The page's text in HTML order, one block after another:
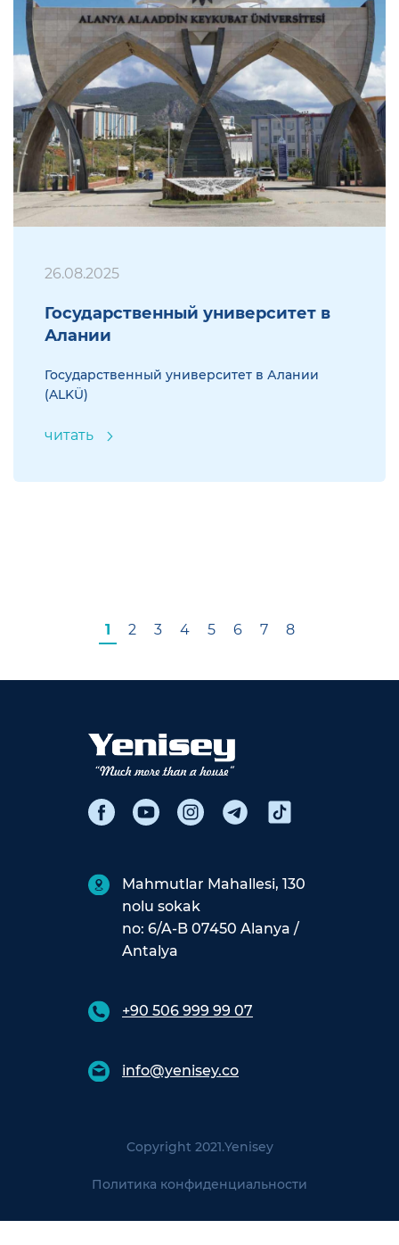
26.08.2025
Государственный университет в
Алании
Государственный университет в Алании
(ALKÜ)
читать
1 2 3 4 5 6 7 8
Mahmutlar Mahallesi, 130
nolu sokak
no: 6/A-B 07450 Alanya /
Antalya
+90 506 999 99 07
info@yenisey.co
Copyright 2021.Yenisey
Политика конфиденциальности